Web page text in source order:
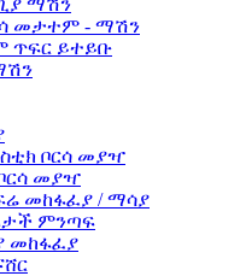
ማሽን
መታተም - ማሽን
ጥፍር ይተይቡ
ቦርሳ መያዣ
መያዣ
መከፋፈያ / ማሳያ
ምንጣፍ
መከፋፈያ